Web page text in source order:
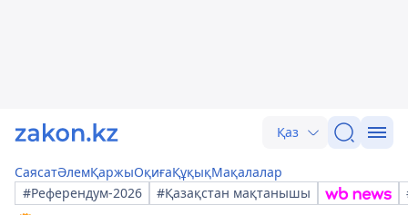
Қаз
СаясатӘлемҚаржыОқиғаҚұқықМақалалар
#Референдум-2026
#Қазақстан мақтанышы